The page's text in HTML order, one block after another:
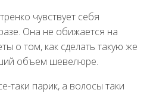
чувствует себя
Она не обижается на
о том, как сделать такую же
объем шевелюре.
таки парик, а волосы таки